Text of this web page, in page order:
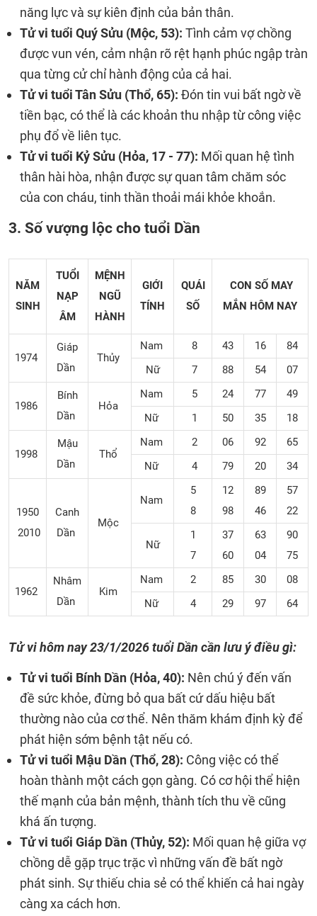
năng lực và sự kiên định của bản thân.
Tử vi tuổi Quý Sửu (Mộc, 53): Tình cảm vợ chồng
được vun vén, cảm nhận rõ rệt hạnh phúc ngập tràn
qua từng cử chỉ hành động của cả hai.
Tử vi tuổi Tân Sửu (Thổ, 65): Đón tin vui bất ngờ về
tiền bạc, có thể là các khoản thu nhập từ công việc
phụ đổ về liên tục.
Tử vi tuổi Kỷ Sửu (Hỏa, 17 - 77): Mối quan hệ tình
thân hài hòa, nhận được sự quan tâm chăm sóc
của con cháu, tinh thần thoải mái khỏe khoắn.
3. Số vượng lộc cho tuổi Dần
NĂM
SINH
TUỔI
NẠP
ÂM
MỆNH
NGŨ
HÀNH
GIỚI
TÍNH
QUÁI
SỐ
CON SỐ MAY
MẮN HÔM NAY
1974
Giáp
Dần
Thủy
Nam 8 43 16
84
Nữ
7 88 54 07
1986
Bính
Dần
Hỏa
Nam 5 24 77
49
Nữ
1 50 35 18
1998
Mậu
Dần
Thổ
Nam 2 06 92
65
Nữ
4 79 20 34
1950
2010
Canh
Dần
Mộc
Nam
5
8
12
98
89
46
57
22
Nữ
1
7
37
60
63
04
90
75
1962
Nhâm
Dần
Kim
Nam 2 85 30
08
Nữ
4 29 97 64
Tử vi hôm nay23/1/2026tuổi Dần cần lưu ý điều gì:
Tử vi tuổi Bính Dần (Hỏa, 40): Nên chú ý đến vấn
đề sức khỏe, đừng bỏ qua bất cứ dấu hiệu bất
thường nào của cơ thể. Nên thăm khám định kỳ để
phát hiện sớm bệnh tật nếu có.
Tử vi tuổi Mậu Dần (Thổ, 28): Công việc có thể
hoàn thành một cách gọn gàng. Có cơ hội thể hiện
thế mạnh của bản mệnh, thành tích thu về cũng
khá ấn tượng.
Tử vi tuổi Giáp Dần (Thủy, 52): Mối quan hệ giữa vợ
chồng dễ gặp trục trặc vì những vấn đề bất ngờ
phát sinh. Sự thiếu chia sẻ có thể khiến cả hai ngày
càng xa cách hơn.